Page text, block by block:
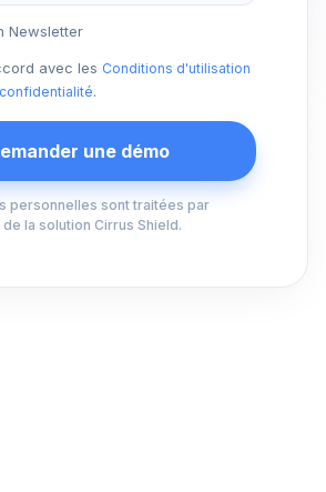
Newsletter
avec les Conditions d'utilisation
.
personnelles sont traitées par
la solution Cirrus Shield.